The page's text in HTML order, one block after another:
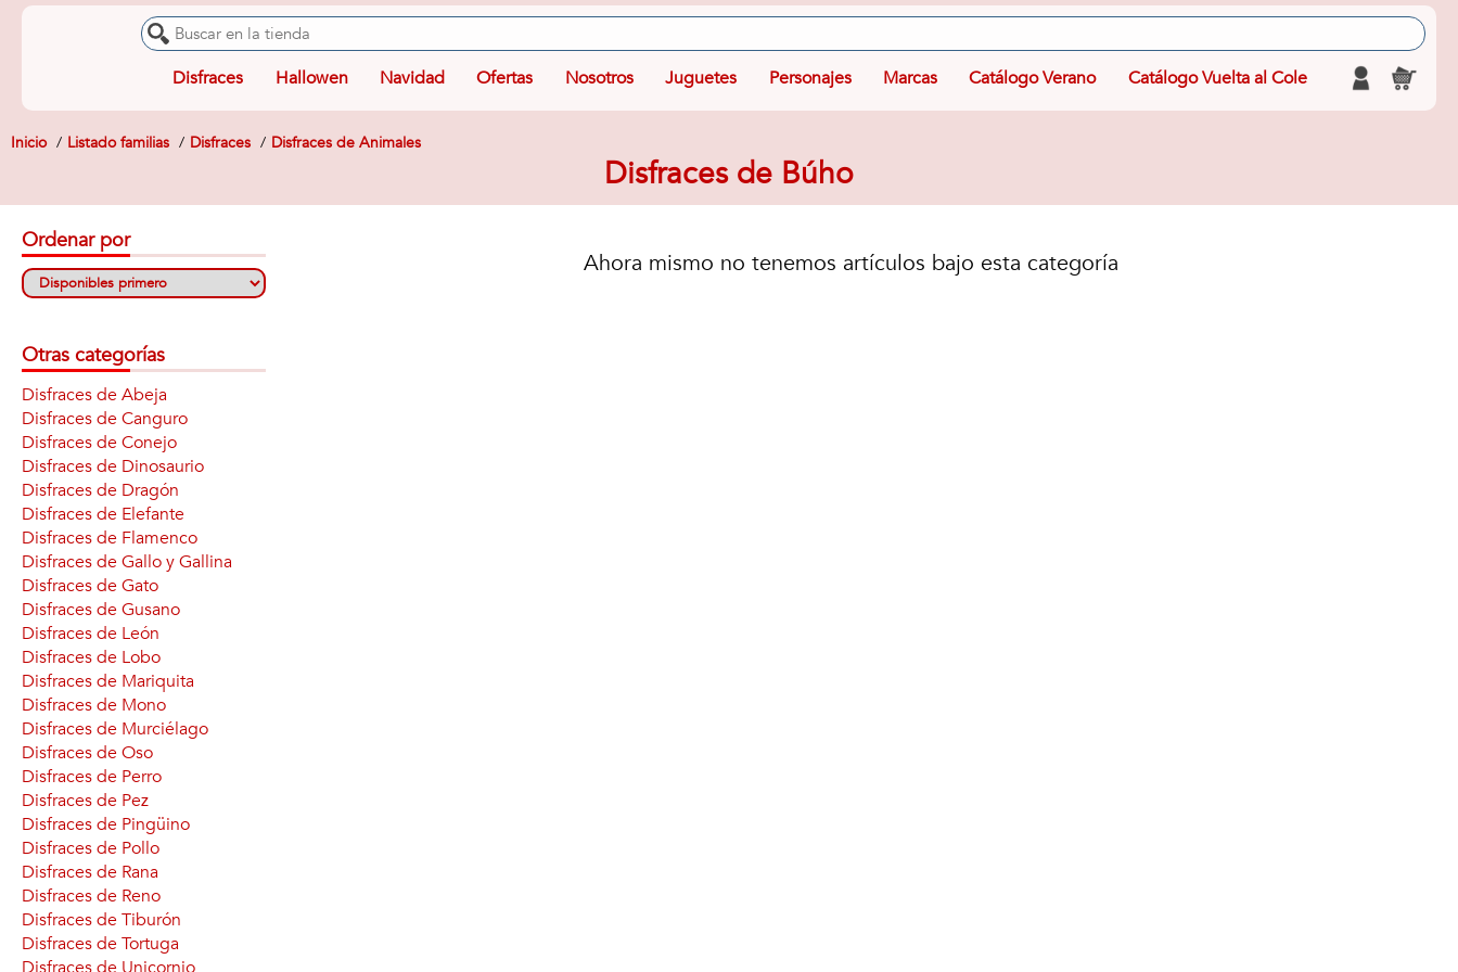
Disfraces Hallowen Navidad Ofertas Nosotros Juguetes Personajes Marcas Catálogo Verano Catálogo Vuelta al Cole
Inicio Listado familias Disfraces Disfraces de Animales
Disfraces de Búho
Ahora mismo no tenemos artículos bajo esta categoría
Ordenar por
Otras categorías
Disfraces de Abeja
Disfraces de Canguro
Disfraces de Conejo
Disfraces de Dinosaurio
Disfraces de Dragón
Disfraces de Elefante
Disfraces de Flamenco
Disfraces de Gallo y Gallina
Disfraces de Gato
Disfraces de Gusano
Disfraces de León
Disfraces de Lobo
Disfraces de Mariquita
Disfraces de Mono
Disfraces de Murciélago
Disfraces de Oso
Disfraces de Perro
Disfraces de Pez
Disfraces de Pingüino
Disfraces de Pollo
Disfraces de Rana
Disfraces de Reno
Disfraces de Tiburón
Disfraces de Tortuga